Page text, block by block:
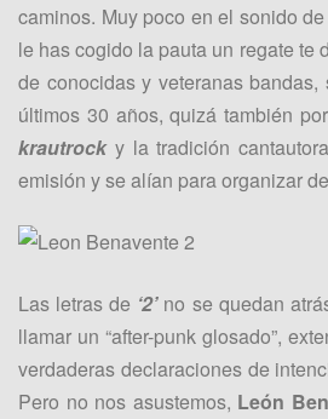
caminos. Muy poco en el sonido de
le has cogido la pauta un regate te
de conocidas y veteranas
últimos 30 años, quizá también
krautrock y la tradición
emisión y se alían para organizar
Las letras de ‘2’ no se quedan
llamar un “after-punk glosado”,
verdaderas declaraciones de
Pero no nos asustemos, León